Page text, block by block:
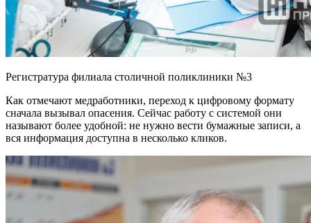
Регистратура филиала столичной поликлиники №3
Как отмечают медработники, переход к цифровому формату
сначала вызывал опасения. Сейчас работу с системой они
называют более удобной: не нужно вести бумажные записи, а
вся информация доступна в несколько кликов.